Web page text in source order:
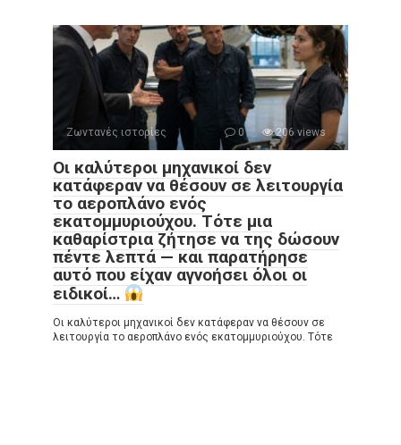
Ζωντανές ιστορίες 0 206 views
Οι καλύτεροι μηχανικοί δεν
κατάφεραν να θέσουν σε λειτουργία
το αεροπλάνο ενός
εκατομμυριούχου. Τότε μια
καθαρίστρια ζήτησε να της δώσουν
πέντε λεπτά — και παρατήρησε
αυτό που είχαν αγνοήσει όλοι οι
ειδικοί…
Οι καλύτεροι μηχανικοί δεν κατάφεραν να θέσουν σε
λειτουργία το αεροπλάνο ενός εκατομμυριούχου. Τότε